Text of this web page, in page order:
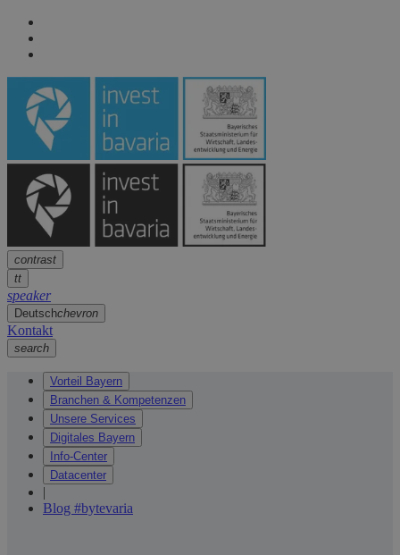
contrast
tt
speaker
Deutschchevron
Kontakt
search
Vorteil Bayern
Branchen & Kompetenzen
Unsere Services
Digitales Bayern
Info-Center
Datacenter
|
Blog #bytevaria